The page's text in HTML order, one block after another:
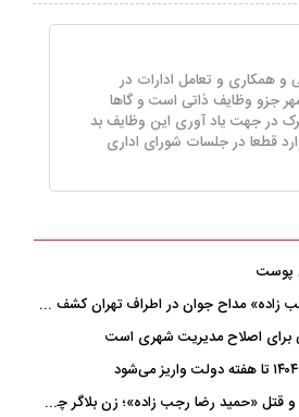
و همکاری و تعامل ادارات در
جزو وظایف ذاتی است و گاها
در جهت یاد آوری این وظایف بد
قطعا در جلسات شورای اداری
پوست
پیکر سوخته «حمید رضا رجب ‌زاده» مداح جوان در اطراف تهران کشف شد
برای اصلاح مدیریت شهری است
روایت تازه پلیس از ربایش و قتل «حمید رضا رجب ‌زاده»؛ زن بلاگر چگونه مداح جوان را به دام انداخت؟